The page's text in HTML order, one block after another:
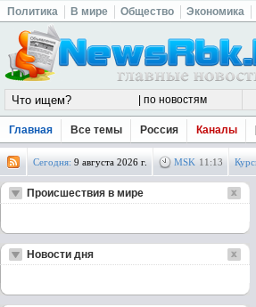
Политика В мире Общество Экономика
Главная Все темы Россия Каналы
Сегодня: 9 августа 2026 г. MSK 11 :13
Происшествия в мире
Новости дня